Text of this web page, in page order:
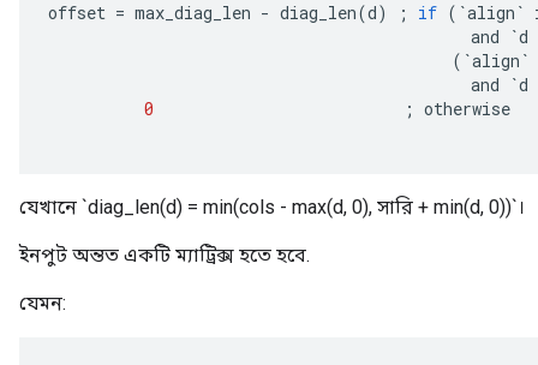
offset = max_diag_len - diag_len(d) ; if ( `align `
and
`d
( `align `
and
`d
0
; otherwise
যেখানে `diag_len(d) = min(cols - max(d, 0), সারি + min(d, 0))`।
ইনপুট অন্তত একটি ম্যাট্রিক্স হতে হবে.
যেমন: